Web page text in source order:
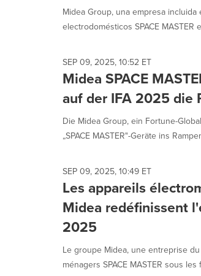
Midea Group, una empresa
electrodomésticos SPACE MASTER
SEP 09, 2025, 10:52 ET
Midea SPACE
auf der IFA 2025 die
Die Midea Group, ein Fortune-
„SPACE MASTER"-Geräte ins
SEP 09, 2025, 10:49 ET
Les appareils
Midea redéfinissent
2025
Le groupe Midea, une entreprise
ménagers SPACE MASTER sous